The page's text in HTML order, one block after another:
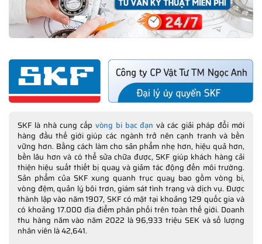
SKF là nhà cung cấp vòng bi bạc đạn và các giải pháp đổi mới
hàng đầu thế giới giúp các ngành trở nên cạnh tranh và bền
vững hơn. Bằng cách làm cho sản phẩm nhẹ hơn, hiệu quả hơn,
bền lâu hơn và có thể sửa chữa được, SKF giúp khách hàng cải
thiện hiệu suất thiết bị quay và giảm tác động đến môi trường.
Sản phẩm của SKF xung quanh trục quay bao gồm vòng bi,
vòng đệm, quản lý bôi trơn, giám sát tình trạng và dịch vụ. Được
thành lập vào năm 1907, SKF có mặt tại khoảng 129 quốc gia và
có khoảng 17.000 địa điểm phân phối trên toàn thế giới. Doanh
thu hàng năm vào năm 2022 là 96,933 triệu SEK và số lượng
nhân viên là 42,641.